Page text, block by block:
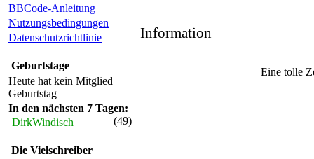
BBCode-Anleitung
Nutzungsbedingungen
Datenschutzrichtlinie
Geburtstage
Heute hat kein Mitglied
Geburtstag
In den nächsten 7 Tagen:
DirkWindisch
(49)
Die Vielschreiber
Information
Eine tolle